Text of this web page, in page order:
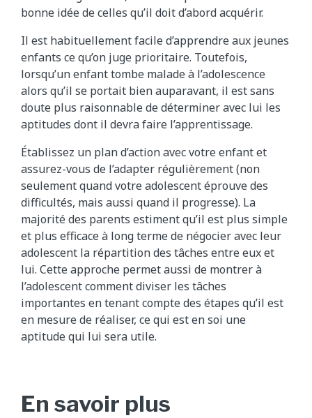
bonne idée de celles qu’il doit d’abord acquérir.
Il est habituellement facile d’apprendre aux jeunes
enfants ce qu’on juge prioritaire. Toutefois,
lorsqu’un enfant tombe malade à l’adolescence
alors qu’il se portait bien auparavant, il est sans
doute plus raisonnable de déterminer avec lui les
aptitudes dont il devra faire l’apprentissage.
Établissez un plan d’action avec votre enfant et
assurez-vous de l’adapter régulièrement (non
seulement quand votre adolescent éprouve des
difficultés, mais aussi quand il progresse). La
majorité des parents estiment qu’il est plus simple
et plus efficace à long terme de négocier avec leur
adolescent la répartition des tâches entre eux et
lui. Cette approche permet aussi de montrer à
l’adolescent comment diviser les tâches
importantes en tenant compte des étapes qu’il est
en mesure de réaliser, ce qui est en soi une
aptitude qui lui sera utile.
En savoir plus